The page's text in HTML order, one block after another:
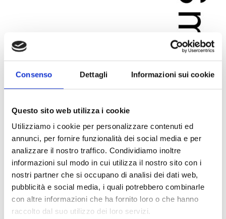
Consenso Dettagli Informazioni sui cookie
Questo sito web utilizza i cookie
Utilizziamo i cookie per personalizzare contenuti ed
annunci, per fornire funzionalità dei social media e per
analizzare il nostro traffico. Condividiamo inoltre
informazioni sul modo in cui utilizza il nostro sito con i
nostri partner che si occupano di analisi dei dati web,
pubblicità e social media, i quali potrebbero combinarle
con altre informazioni che ha fornito loro o che hanno
raccolto dal suo utilizzo dei loro servizi.
Prenota il tuo check-
up gratuito!
Da oltre 25 anni lo studio dentistico di
riferimento nella Valdinievole.